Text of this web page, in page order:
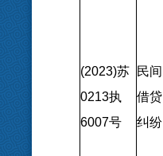
(2023)苏
0213执
6007号
民间
借贷
纠纷